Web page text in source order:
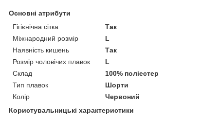
Основні атрибути
Гігієнічна сітка
Так
Міжнародний розмір
L
Наявність кишень
Так
Розмір чоловічих плавок
L
Склад
100% поліестер
Тип плавок
Шорти
Колір
Червоний
Користувальницькі характеристики